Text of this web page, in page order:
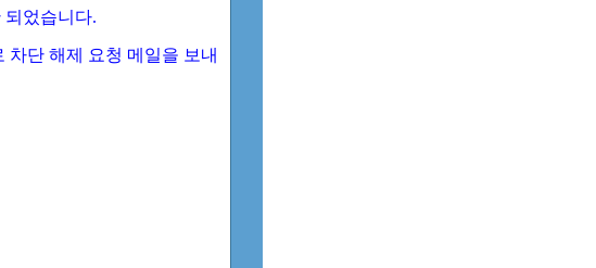
었습니다.
단 해제 요청 메일을 보내